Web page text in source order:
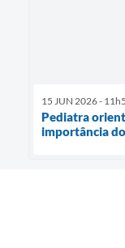
15 JUN 2026 -
Pediatra
importância